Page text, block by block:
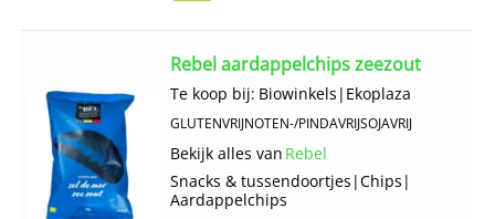
Rebel aardappelchips zeezout
Te koop bij: Biowinkels | Ekoplaza
GLUTENVRIJNOTEN-/PINDAVRIJSOJAVRIJ
Bekijk alles van Rebel
Snacks & tussendoortjes |Chips |
Aardappelchips